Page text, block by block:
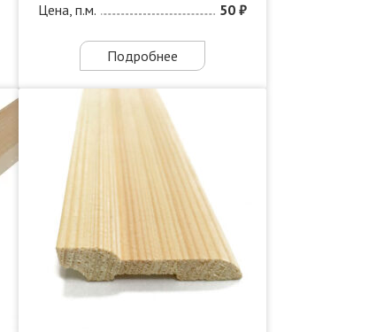
Цена, п.м.
50 ₽
Подробнее